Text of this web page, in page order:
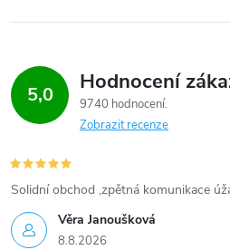
ý
p
i
u
5,0 Hodnocení
9740 hodnocení
Zobrazit recenze
Věra Janoušková
8.8.2026
Solidní obchod ,zpětná komunikace